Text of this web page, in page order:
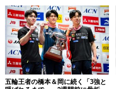
五輪王者の橋本＆岡に続く「3強と